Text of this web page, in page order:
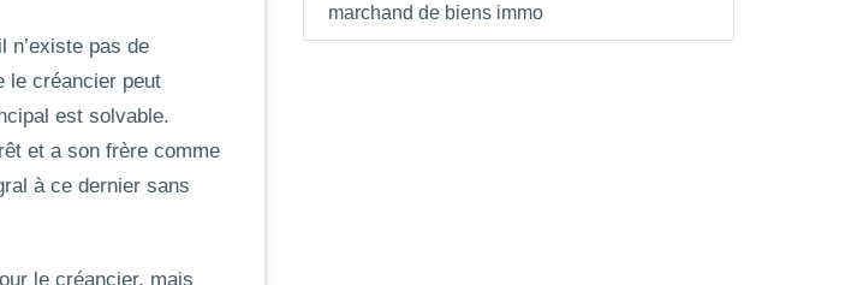
n’existe pas de
le créancier peut
est solvable.
et a son frère comme
à ce dernier sans
le créancier, mais
marchand de biens immo